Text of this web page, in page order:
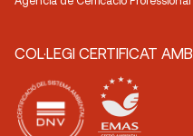
COL·LEGI CERTIFICAT AMB